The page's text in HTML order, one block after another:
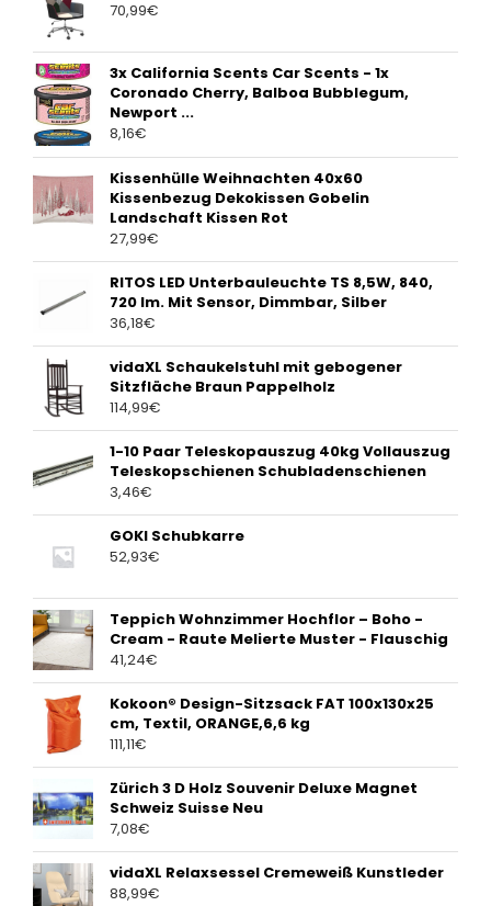
70,99€
3x California Scents Car Scents - 1x
Coronado Cherry, Balboa Bubblegum,
Newport ...
8,16€
Kissenhülle Weihnachten 40x60
Kissenbezug Dekokissen Gobelin
Landschaft Kissen Rot
27,99€
RITOS LED Unterbauleuchte TS 8,5W, 840,
720 lm. Mit Sensor, Dimmbar, Silber
36,18€
vidaXL Schaukelstuhl mit gebogener
Sitzfläche Braun Pappelholz
114,99€
1-10 Paar Teleskopauszug 40kg Vollauszug
Teleskopschienen Schubladenschienen
3,46€
GOKI Schubkarre
52,93€
Teppich Wohnzimmer Hochflor – Boho -
Cream - Raute Melierte Muster - Flauschig
41,24€
Kokoon® Design-Sitzsack FAT 100x130x25
cm, Textil, ORANGE,6,6 kg
111,11€
Zürich 3 D Holz Souvenir Deluxe Magnet
Schweiz Suisse Neu
7,08€
vidaXL Relaxsessel Cremeweiß Kunstleder
88,99€